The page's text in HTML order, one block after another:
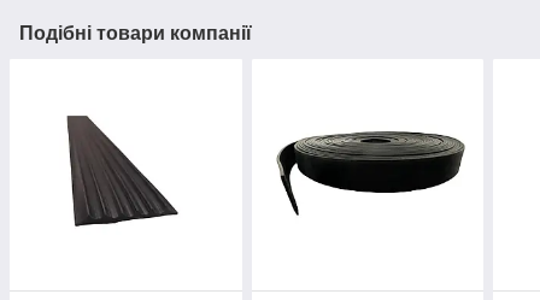
Подібні товари компанії